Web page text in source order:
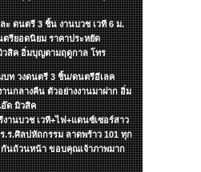
ดนตรี 3 ชิ้น งานบวช เวที 6 ม.
รียอดนิยม ราคาประหยัด
สิค อิ่มบุญตามฤดูกาล โทร
ท วงดนตรี 3 ชิ้น/ดนตรีอีเลค
นกลางคืน ตัวอย่างงานมาฝาก อิ่ม
ด มิวสิค
านบวช เวที+ไฟ+แดนซ์เซอร์สาว
.ร.ศิลปหัถกรรม ลาดพร้าว 101 ทุก
นถ้วนหน้า ขอบคุณเจ้าภาพมาก